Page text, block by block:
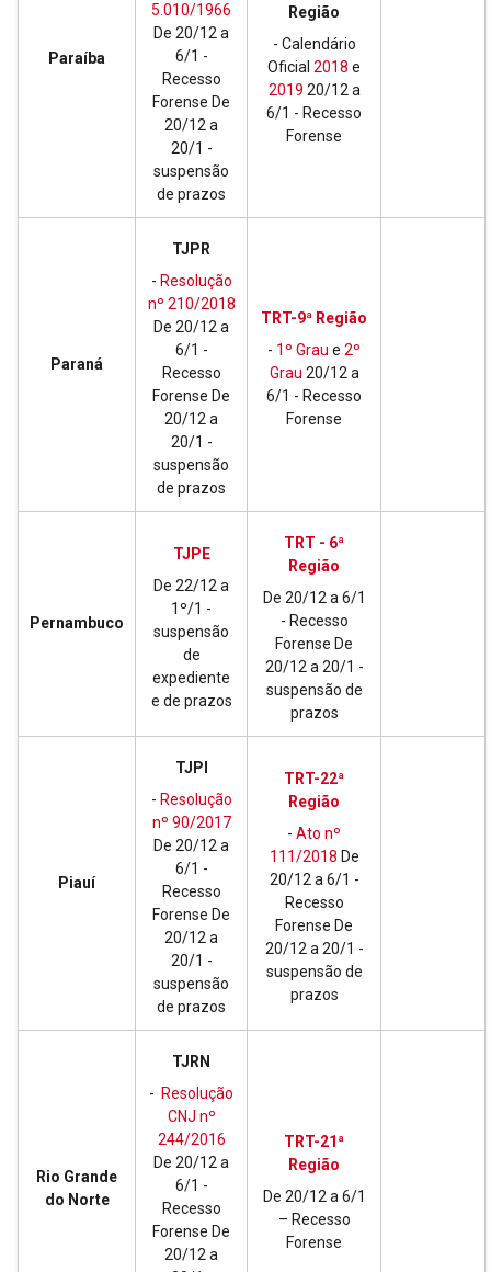
Paraíba
5.010/1966
De 20/12 a
6/1 -
Recesso
Forense De
20/12 a
20/1 -
suspensão
de prazos
Região
- Calendário
Oficial 2018 e
2019 20/12 a
6/1 - Recesso
Forense
Paraná
TJPR
- Resolução
nº 210/2018
De 20/12 a
6/1 -
Recesso
Forense De
20/12 a
20/1 -
suspensão
de prazos
TRT-9ª Região
- 1º Grau e 2º
Grau 20/12 a
6/1 - Recesso
Forense
Pernambuco
TJPE
De 22/12 a
1º/1 -
suspensão
de
expediente
e de prazos
TRT - 6ª
Região
De 20/12 a 6/1
- Recesso
Forense De
20/12 a 20/1 -
suspensão de
prazos
Piauí
TJPI
- Resolução
nº 90/2017
De 20/12 a
6/1 -
Recesso
Forense De
20/12 a
20/1 -
suspensão
de prazos
TRT-22ª
Região
- Ato nº
111/2018 De
20/12 a 6/1 -
Recesso
Forense De
20/12 a 20/1 -
suspensão de
prazos
Rio Grande
do Norte
TJRN
- Resolução
CNJ nº
244/2016
De 20/12 a
6/1 -
Recesso
Forense De
20/12 a
TRT-21ª
Região
De 20/12 a 6/1
– Recesso
Forense